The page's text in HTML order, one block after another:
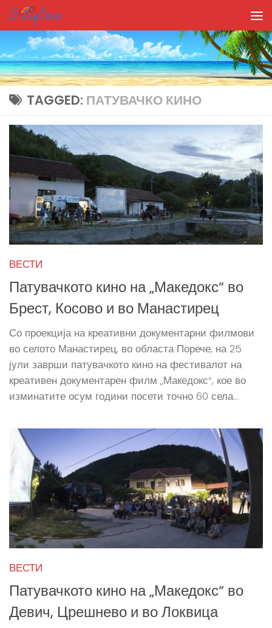
Skip to content
TAGGED: ПАТУВАЧКО КИНО
ВЕСТИ
Патувачкото кино на „Македокс“ во
Брест, Косово и во Манастирец
Со проекција на креативни документарни филмови
во селото Манастирец, во областа Порече, на 25
јули заврши патувачкото кино на фестивалот на
креативен документарен филм „Македокс“, кое во
изминатите осум години посети точно 60 села...
ВЕСТИ
Патувачкото кино на „Македокс“ во
Девич, Црешнево и во Локвица